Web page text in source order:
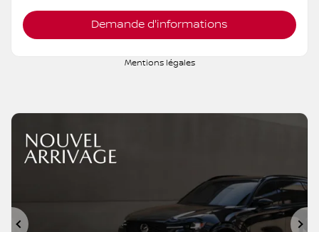
Demande d'informations
Mentions légales